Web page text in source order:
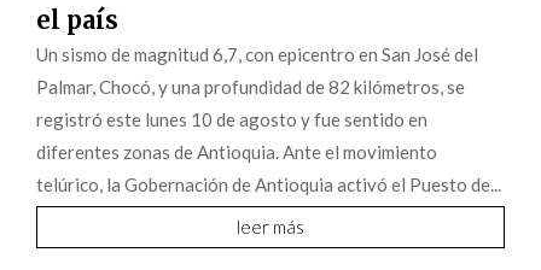
el país
Un sismo de magnitud 6,7, con epicentro en San José del
Palmar, Chocó, y una profundidad de 82 kilómetros, se
registró este lunes 10 de agosto y fue sentido en
diferentes zonas de Antioquia. Ante el movimiento
telúrico, la Gobernación de Antioquia activó el Puesto de...
leer más